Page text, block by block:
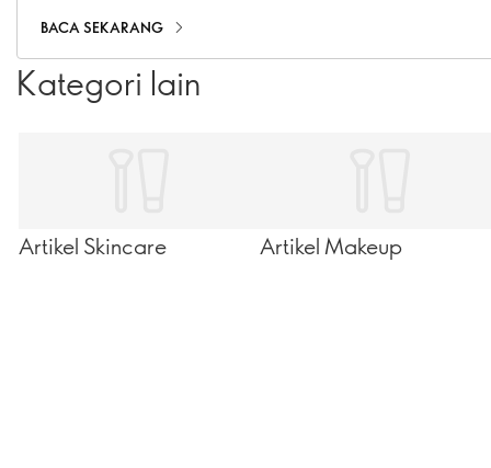
BACA SEKARANG
Kategori lain
Artikel Skincare Artikel Makeup